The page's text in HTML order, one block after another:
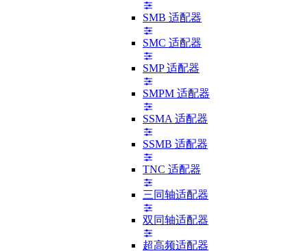
SMB 适配器
SMC 适配器
SMP 适配器
SMPM 适配器
SSMA 适配器
SSMB 适配器
TNC 适配器
三同轴适配器
双同轴适配器
超高频适配器